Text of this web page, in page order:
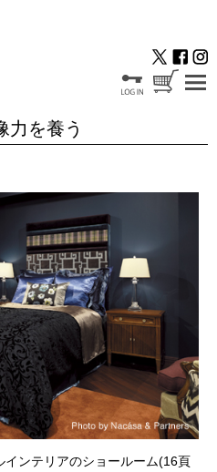
力を養う
ンテリアのショールーム(16頁